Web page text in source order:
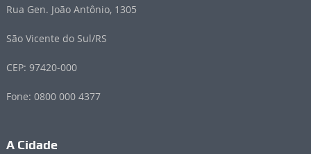
Rua Gen. João Antônio, 1305
São Vicente do Sul/RS
CEP: 97420-000
Fone: 0800 000 4377
A Cidade